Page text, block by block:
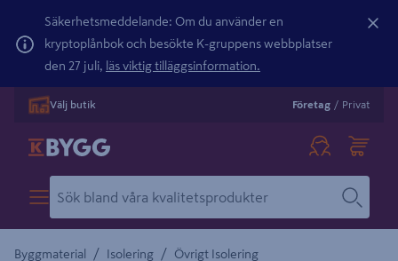
Säkerhetsmeddelande: Om du använder en
kryptoplånbok och besökte K-gruppens webbplatser
den 27 juli, läs viktig tilläggsinformation.
Välj butik Företag / Privat
Byggmaterial / Isolering / Övrigt Isolering